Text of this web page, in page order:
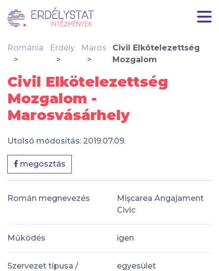
Románia Erdély Maros
Civil Elkötelezettség
Mozgalom
Civil Elkötelezettség
Mozgalom -
Marosvásárhely
Utolsó módosítás: 2019.07.09.
megosztás
Román megnevezés
Mişcarea Angajament
Civic
Működés igen
Szervezet típusa /
egyesület